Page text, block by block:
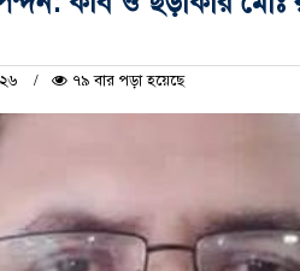
৭৯ বার পড়া হয়েছে